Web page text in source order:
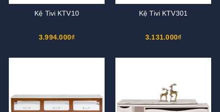
Kệ Tivi KTV10
3.994.000₫
Kệ Tivi KTV301
3.131.000₫